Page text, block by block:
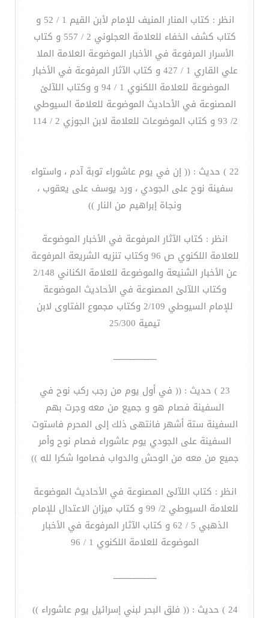
انظر : كتاب المنار المنيف للإمام لأبن القيم 1 / 52 و
كتاب كشف الخفاء للعلامة العجلوني 2 / 557 و كتاب
الأسرار المرفوعة في الأخبار الموضوعة العلامة الملا
علي القاري 1 / 427 و كتاب الآثار المرفوعة في الأخبار
الموضوعة للعلامة اللكنوي 1 / 94 و وكتاب اللآلئ
المصنوعة في الأحاديث الموضوعة للعلامة السيوطي
2/ 93 و كتاب الموضوعات للعلامة لابن الجوزي 2 / 114
22 ) حديث : (( إن في يوم عاشوراء توبة آدم ، واستواء
سفينة نوح على الجودي ، ورد يوسف على يعقوب ،
ونجاة إبراهيم من النار ))
انظر : كتاب الآثار المرفوعة في الأخبار الموضوعة
للعلامة اللكنوي ص 96 وكتاب تنزيه الشريعة المرفوعة
عن الأخبار الشنيعة والموضوعة للعلامة الكناني 2/148
وكتاب اللآلئ المصنوعة في الأحاديث الموضوعة
للإمام السيوطي 2/109 وكتاب مجموع الفتاوى لابن
تيمية 25/300
ــــــــــــــــــــــــ
23 ) حديث : (( في أول يوم من رجب ركب نوح في
السفينة فصام هو و جميع من معه وجرت بهم
السفينة ستة أشهر فانتهى ذلك إلى المحرم فاستوت
السفينة على الجودي يوم عاشوراء فصام نوح وأمر
جميع من معه من الوحش والدواب فصاموا شكرا لله ))
انظر : كتاب اللآلئ المصنوعة في الأحاديث الموضوعة
للعلامة السيوطي 2/ 99 و كتاب ميزان الاعتدال للإمام
الذهبي 5 / 62 و كتاب الآثار المرفوعة في الأخبار
الموضوعة للعلامة اللكنوي 1 / 96
ــــــــــــــــــــــــ
24 ) حديث : (( فلق البحر لبني إسرائيل يوم عاشوراء ))